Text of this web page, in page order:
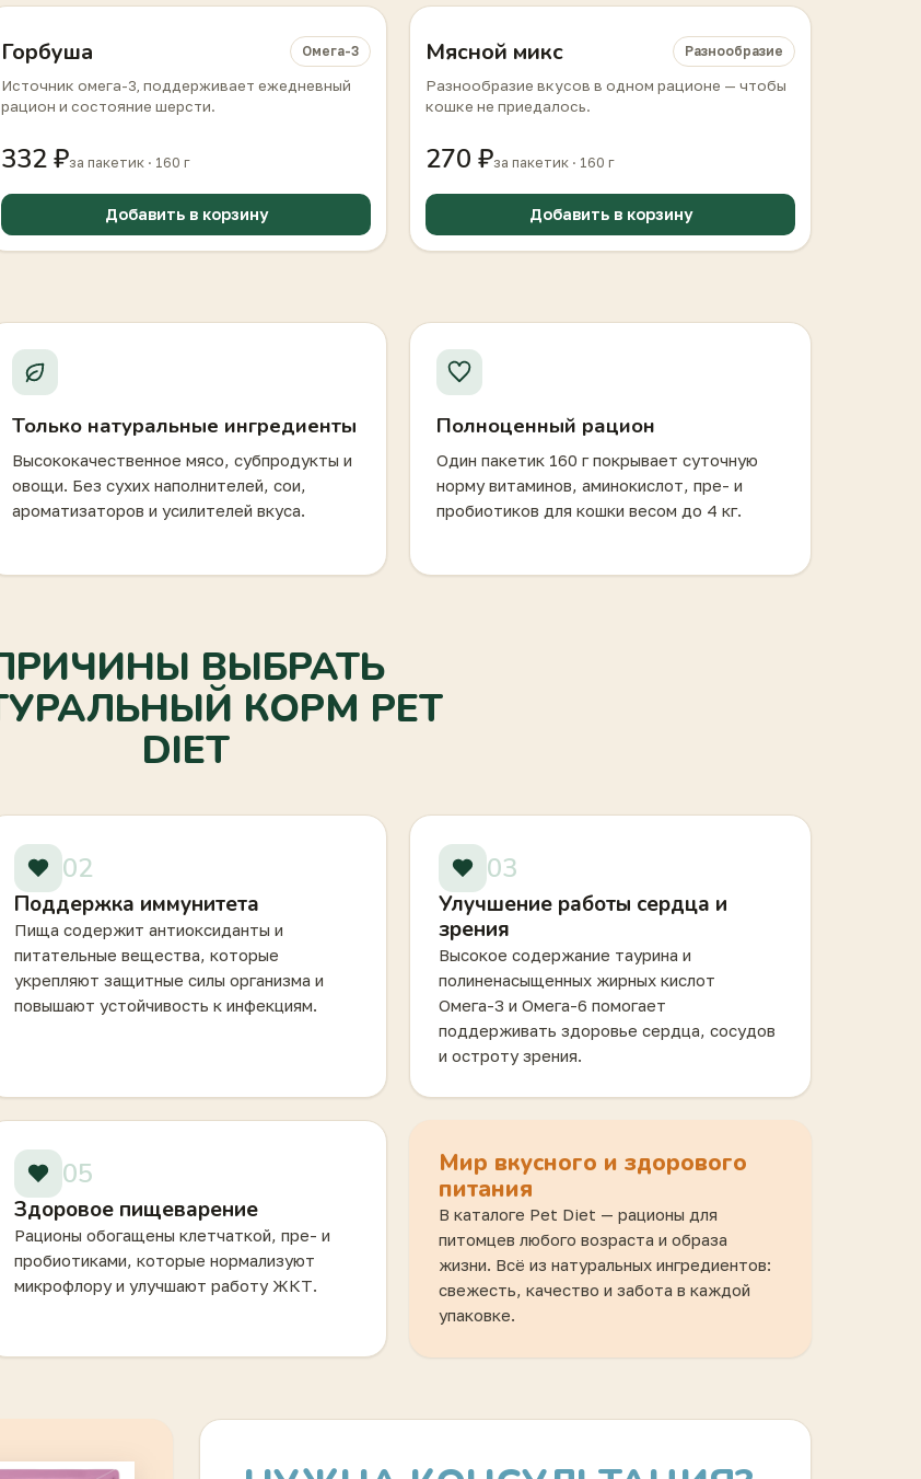
Горбуша Омега-3
Источник омега-3, поддерживает ежедневный
рацион и состояние шерсти.
332 ₽за пакетик · 160 г
Добавить в корзину
Мясной микс Разнообразие
Разнообразие вкусов в одном рационе — чтобы
кошке не приедалось.
270 ₽за пакетик · 160 г
Добавить в корзину
Только натуральные ингредиенты
Высококачественное мясо, субпродукты и
овощи. Без сухих наполнителей, сои,
ароматизаторов и усилителей вкуса.
Полноценный рацион
Один пакетик 160 г покрывает суточную
норму витаминов, аминокислот, пре- и
пробиотиков для кошки весом до 4 кг.
ВЫБРАТЬ
КОРМ PET
DIET
02
Поддержка иммунитета
Пища содержит антиоксиданты и
питательные вещества, которые
укрепляют защитные силы организма и
повышают устойчивость к инфекциям.
03
Улучшение работы сердца и
зрения
Высокое содержание таурина и
полиненасыщенных жирных кислот
Омега-3 и Омега-6 помогает
поддерживать здоровье сердца, сосудов
и остроту зрения.
05
Здоровое пищеварение
Рационы обогащены клетчаткой, пре- и
пробиотиками, которые нормализуют
микрофлору и улучшают работу ЖКТ.
Мир вкусного и здорового
питания
В каталоге Pet Diet — рационы для
питомцев любого возраста и образа
жизни. Всё из натуральных ингредиентов:
свежесть, качество и забота в каждой
упаковке.